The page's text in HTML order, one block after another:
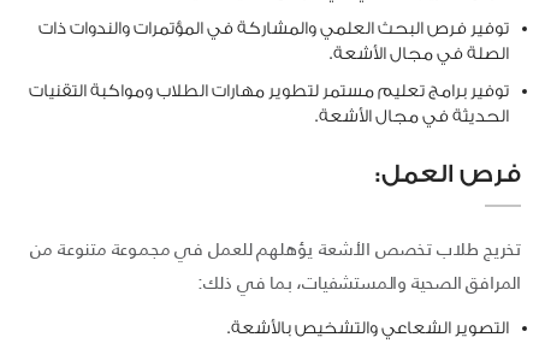
توفير فرص البحث العلمي والمشاركة في المؤتمرات والندوات ذات
الصلة في مجال الأشعة.
توفير برامج تعليم مستمر لتطوير مهارات الطلاب ومواكبة التقنيات
الحديثة في مجال الأشعة.
فرص العمل:
تخريج طلاب تخصص الأشعة يؤهلهم للعمل في مجموعة متنوعة من
المرافق الصحية والمستشفيات، بما في ذلك:
التصوير الشعاعي والتشخيص بالأشعة.